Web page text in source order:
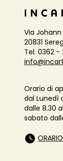
Via Johann
20831
Tel. 0362 -
Orario di
dal Lunedì
dalle 8.30
sabato